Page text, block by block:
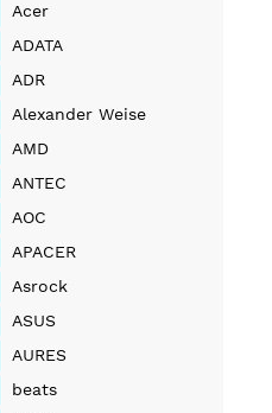
Acer
ADATA
ADR
Alexander Weise
AMD
ANTEC
AOC
APACER
Asrock
ASUS
AURES
beats